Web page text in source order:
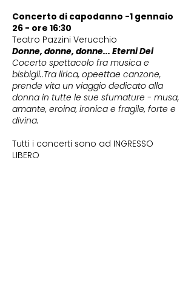
Concerto di capodanno -1 gennaio
26 - ore 16:30
Teatro Pazzini Verucchio
Donne, donne, donne... Eterni Dei
Cocerto spettacolo fra musica e
bisbigli..Tra lirica, opeettae canzone,
prende vita un viaggio dedicato alla
donna in tutte le sue sfumature - musa,
amante, eroina, ironica e fragile, forte e
divina.
Tutti i concerti sono ad INGRESSO
LIBERO